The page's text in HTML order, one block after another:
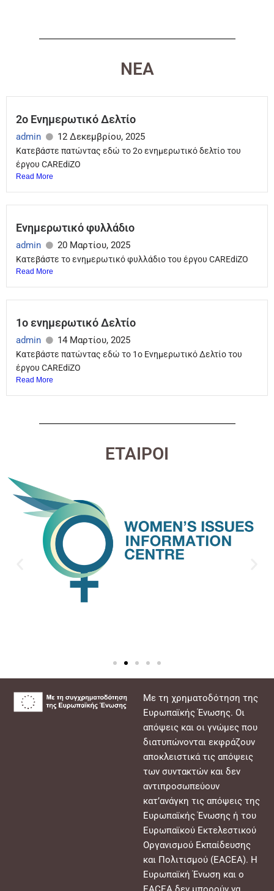
ΝΕΑ
2ο Ενημερωτικό Δελτίο
admin 12 Δεκεμβρίου, 2025
Κατεβάστε πατώντας εδώ το 2ο ενημερωτικό δελτίο του
έργου CAREdiZO
Read More
Ενημερωτικό φυλλάδιο
admin 20 Μαρτίου, 2025
Κατεβάστε το ενημερωτικό φυλλάδιο του έργου CAREdiZO
Read More
1ο ενημερωτικό Δελτίο
admin 14 Μαρτίου, 2025
Κατεβάστε πατώντας εδώ το 1ο Ενημερωτικό Δελτίο του
έργου CAREdiZO
Read More
ΕΤΑΙΡΟΙ
Με τη χρηματοδότηση της
Ευρωπαϊκής Ένωσης. Οι
απόψεις και οι γνώμες που
διατυπώνονται εκφράζουν
αποκλειστικά τις απόψεις
των συντακτών και δεν
αντιπροσωπεύουν
κατ’ανάγκη τις απόψεις της
Ευρωπαϊκής Ένωσης ή του
Ευρωπαϊκού Εκτελεστικού
Οργανισμού Εκπαίδευσης
και Πολιτισμού (EACEA). Η
Ευρωπαϊκή Ένωση και ο